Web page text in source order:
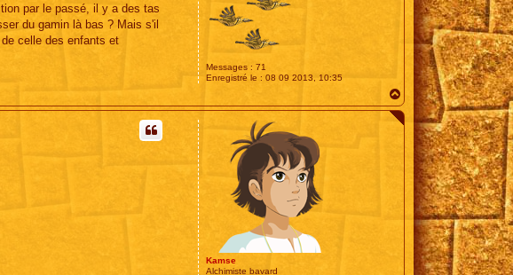
Messages : 71
Enregistré le : 08 09 2013, 10:35
par le passé, il y a des tas
du gamin là bas ? Mais s'il
celle des enfants et
a
u
Kamse
Alchimiste bavard